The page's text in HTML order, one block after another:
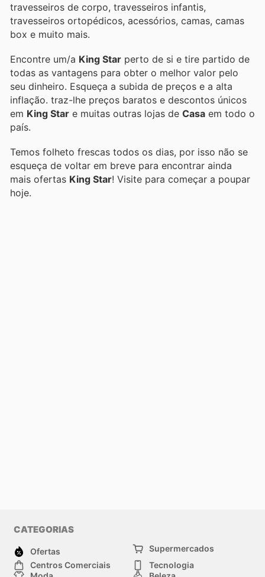
travesseiros de corpo, travesseiros infantis,
travesseiros ortopédicos, acessórios, camas, camas
box e muito mais.
Encontre um/a King Star perto de si e tire partido de
todas as vantagens para obter o melhor valor pelo
seu dinheiro. Esqueça a subida de preços e a alta
inflação. traz-lhe preços baratos e descontos únicos
em King Star e muitas outras lojas de Casa em todo o
país.
Temos folheto frescas todos os dias, por isso não se
esqueça de voltar em breve para encontrar ainda
mais ofertas King Star ! Visite para começar a poupar
hoje.
CATEGORIAS
Ofertas
Supermercados
Centros Comerciais
Tecnologia